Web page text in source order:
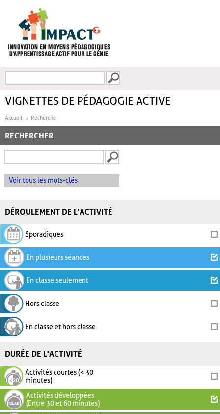
FORMULAIRE DE
VIGNETTES DE PÉDAGOGIE ACTIVE
Accueil Recherche
RECHERCHER
Voir tous les mots-clés
DÉROULEMENT DE L'ACTIVITÉ
Sporadiques
En plusieurs séances
En classe seulement
Hors classe
En classe et hors classe
DURÉE DE L'ACTIVITÉ
Activités courtes (< 30
minutes)
Activités développées
(Entre 30 et 60 minutes)